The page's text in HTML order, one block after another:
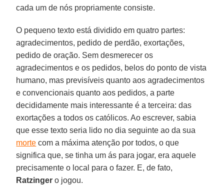
cada um de nós propriamente consiste.
O pequeno texto está dividido em quatro partes:
agradecimentos, pedido de perdão, exortações,
pedido de oração. Sem desmerecer os
agradecimentos e os pedidos, belos do ponto de vista
humano, mas previsíveis quanto aos agradecimentos
e convencionais quanto aos pedidos, a parte
decididamente mais interessante é a terceira: das
exortações a todos os católicos. Ao escrever, sabia
que esse texto seria lido no dia seguinte ao da sua
morte com a máxima atenção por todos, o que
significa que, se tinha um ás para jogar, era aquele
precisamente o local para o fazer. E, de fato,
Ratzinger o jogou.